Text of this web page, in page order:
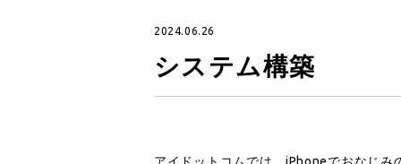
2024.06.26
システム構築